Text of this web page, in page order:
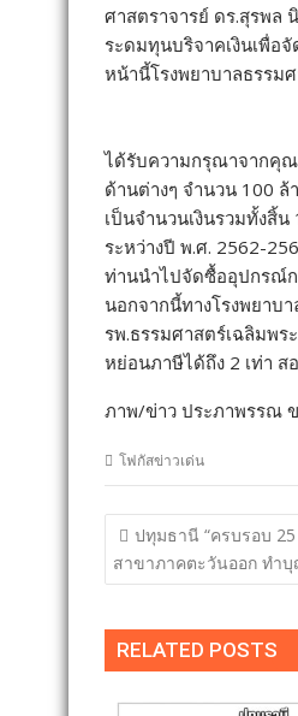
ศาสตราจารย์ ดร.สุรพล
ระดมทุนบริจาคเงินเพื่อ
หน้านี้โรงพยาบาลธรรม
ได้รับความกรุณาจากคุณ
ด้านต่างๆ จำนวน 100
เป็นจำนวนเงินรวมทั้งสิ้
ระหว่างปี พ.ศ. 2562-
ท่านนำไปจัดซื้ออุปกรณ์ก
นอกจากนี้ทางโรงพยาบ
รพ.ธรรมศาสตร์เฉลิมพ
หย่อนภาษีได้ถึง 2 เท่า ส
ภาพ/ข่าว ประภาพรรณ
โฟกัสข่าวเด่น
แนะแนว
เรื่อง
ปทุมธานี “ครบรอบ 25
สาขาภาคตะวันออก ทำ
RELATED POSTS